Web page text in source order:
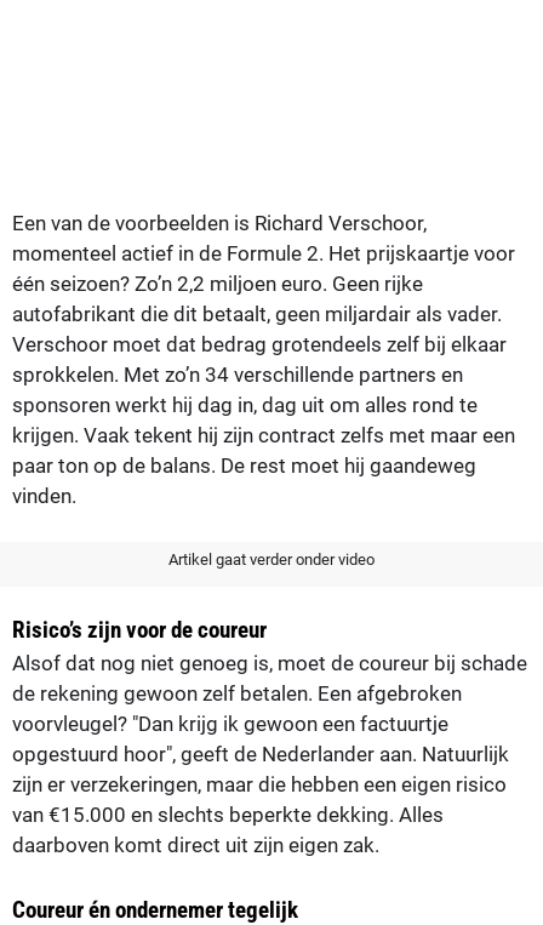
Een van de voorbeelden is Richard Verschoor,
momenteel actief in de Formule 2. Het prijskaartje voor
één seizoen? Zo’n 2,2 miljoen euro. Geen rijke
autofabrikant die dit betaalt, geen miljardair als vader.
Verschoor moet dat bedrag grotendeels zelf bij elkaar
sprokkelen. Met zo’n 34 verschillende partners en
sponsoren werkt hij dag in, dag uit om alles rond te
krijgen. Vaak tekent hij zijn contract zelfs met maar een
paar ton op de balans. De rest moet hij gaandeweg
vinden.
Artikel gaat verder onder video
Risico’s zijn voor de coureur
Alsof dat nog niet genoeg is, moet de coureur bij schade
de rekening gewoon zelf betalen. Een afgebroken
voorvleugel? "Dan krijg ik gewoon een factuurtje
opgestuurd hoor", geeft de Nederlander aan. Natuurlijk
zijn er verzekeringen, maar die hebben een eigen risico
van €15.000 en slechts beperkte dekking. Alles
daarboven komt direct uit zijn eigen zak.
Coureur én ondernemer tegelijk